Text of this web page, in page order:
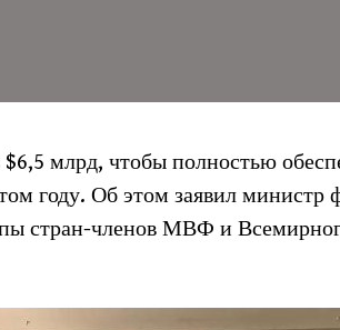
млрд, чтобы полностью
году. Об этом заявил
стран-членов МВФ и